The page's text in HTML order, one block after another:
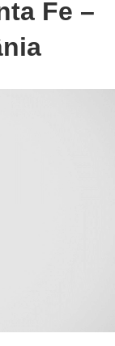
Fe –